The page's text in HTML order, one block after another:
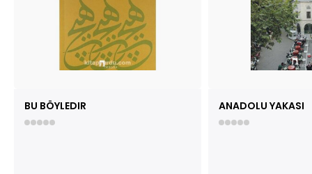
BU BÖYLEDIR ANADOLU YAKASI